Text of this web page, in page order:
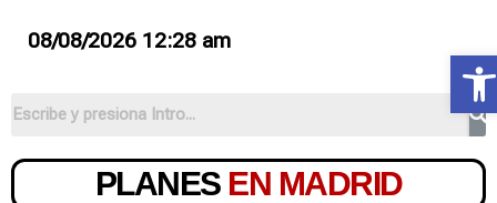
08/08/2026 12:28 am
PLANES EN MADRID